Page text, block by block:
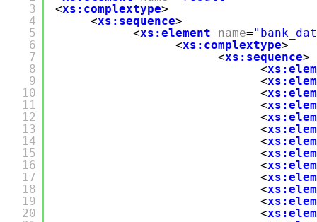
3
4
5
6
7
8
9
10
11
12
13
14
15
16
17
18
19
20
<xs:complextype>
<xs:sequence>
<xs:element name=
<xs:complextype>
<xs:sequence>
<
<
<
<
<
<
<
<
<
<
<
<
<